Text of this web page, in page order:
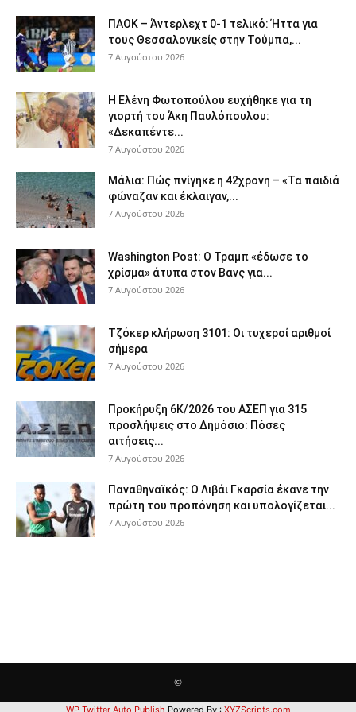
ΠΑΟΚ – Άντερλεχτ 0-1 τελικό: Ήττα για
τους Θεσσαλονικείς στην Τούμπα,...
7 Αυγούστου 2026
Η Ελένη Φωτοπούλου ευχήθηκε για τη
γιορτή του Άκη Παυλόπουλου:
«Δεκαπέντε...
7 Αυγούστου 2026
Μάλια: Πώς πνίγηκε η 42χρονη – «Τα παιδιά
φώναζαν και έκλαιγαν,...
7 Αυγούστου 2026
Washington Post: Ο Τραμπ «έδωσε το
χρίσμα» άτυπα στον Βανς για...
7 Αυγούστου 2026
Τζόκερ κλήρωση 3101: Οι τυχεροί αριθμοί
σήμερα
7 Αυγούστου 2026
Προκήρυξη 6Κ/2026 του ΑΣΕΠ για 315
προσλήψεις στο Δημόσιο: Πόσες
αιτήσεις...
7 Αυγούστου 2026
Παναθηναϊκός: Ο Λιβάι Γκαρσία έκανε την
πρώτη του προπόνηση και υπολογίζεται...
7 Αυγούστου 2026
©